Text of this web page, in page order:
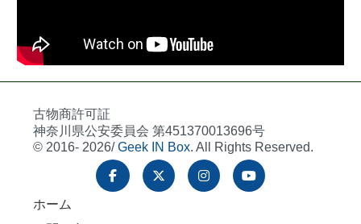
古物商許可証
神奈川県公安委員会 第451370013696号
© 2016- 2026/Geek IN Box. All Rights Reserved.
ホーム